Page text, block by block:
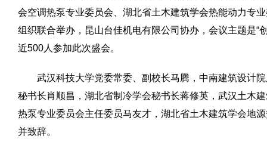
会空调热泵专业委员会、湖北省土木建筑学会热能动力专
组织联合举办，昆山台佳机电有限公司协办，会议主题是
近500人参加此次盛会。
武汉科技大学党委常委、副校长马腾，中南建筑设计
秘书长肖顺昌，湖北省制冷学会秘书长蒋修英，武汉土木
热泵专业委员会主任委员马友才，湖北省土木建筑学会地
并致辞。